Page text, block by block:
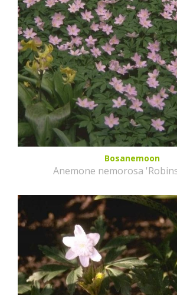
Bosanemoon
Anemone nemorosa